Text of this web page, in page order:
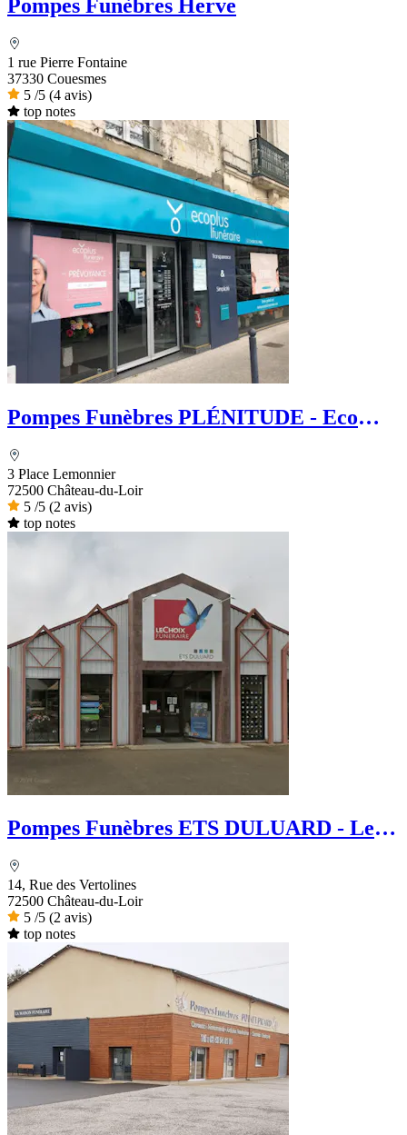
Pompes Funèbres Herve
1 rue Pierre Fontaine
37330 Couesmes
5 /5 (4 avis)
top notes
Pompes Funèbres PLÉNITUDE - Eco
3 Place Lemonnier
72500 Château-du-Loir
5 /5 (2 avis)
top notes
Pompes Funèbres ETS DULUARD - Le
14, Rue des Vertolines
72500 Château-du-Loir
5 /5 (2 avis)
top notes